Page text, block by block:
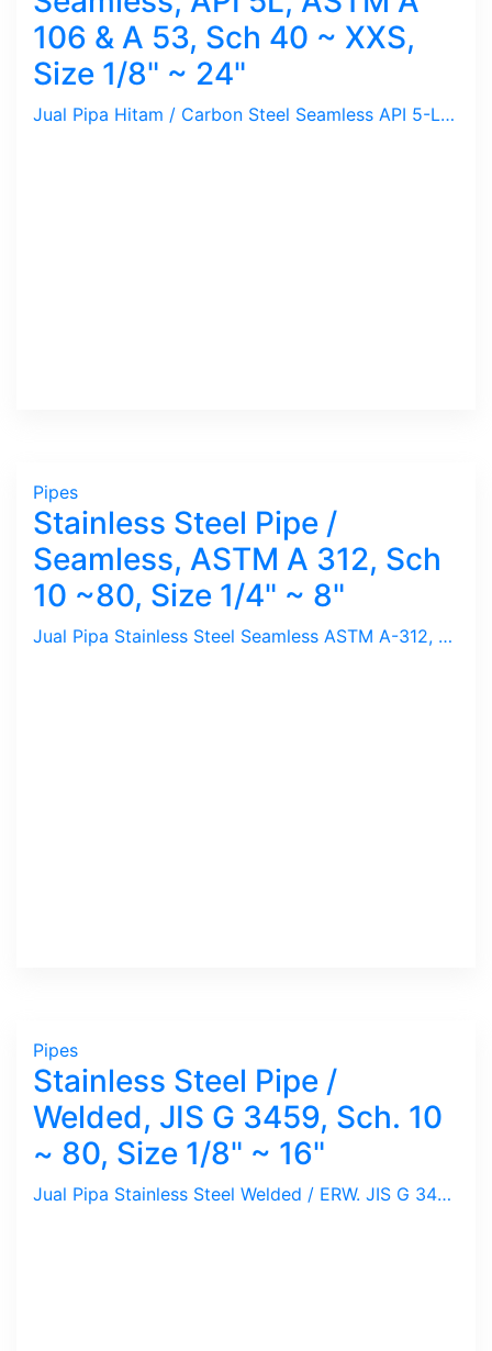
106 & A 53, Sch 40 ~ XXS,
Size 1/8" ~ 24"
Jual Pipa Hitam / Carbon Steel Seamless API 5-L / ASTM A-106 Sch. 40, 80, Standard, 120, 160 dengan Ukuran 1/8" s/d 24". Panjang 6 meter dan 12 meter. Merek Sumitomo, Tenaris, Tubos, TPCO, Benteler bersertifikat.
Pipes
Stainless Steel Pipe /
Seamless, ASTM A 312, Sch
10 ~80, Size 1/4" ~ 8"
Jual Pipa Stainless Steel Seamless ASTM A-312, SS 304, 304L, 316, 316L, Sch 10, 20, 40, 80. Size 1/4", 1/2", 3/4", 1", 11/4", 11/2", 2", 21/2", 3', 4:, 5", 6", 8". Merek Nippon Steel, Kobe, Sammy bersertifikat.
Pipes
Stainless Steel Pipe /
Welded, JIS G 3459, Sch. 10
~ 80, Size 1/8" ~ 16"
Jual Pipa Stainless Steel Welded / ERW. JIS G 3450, SS 304, 304L, 316, 316L, Sch 10, 20, 40, 80. Size 1/8", 1/4", 1/2", 3/4", 1", 11/4", 11/2", 2", 21/2", 3', 4", 5", 6", 8", 10", 12", 14", 16". Merek Nippon Steel, Kobe, Sammy bersertifikat.